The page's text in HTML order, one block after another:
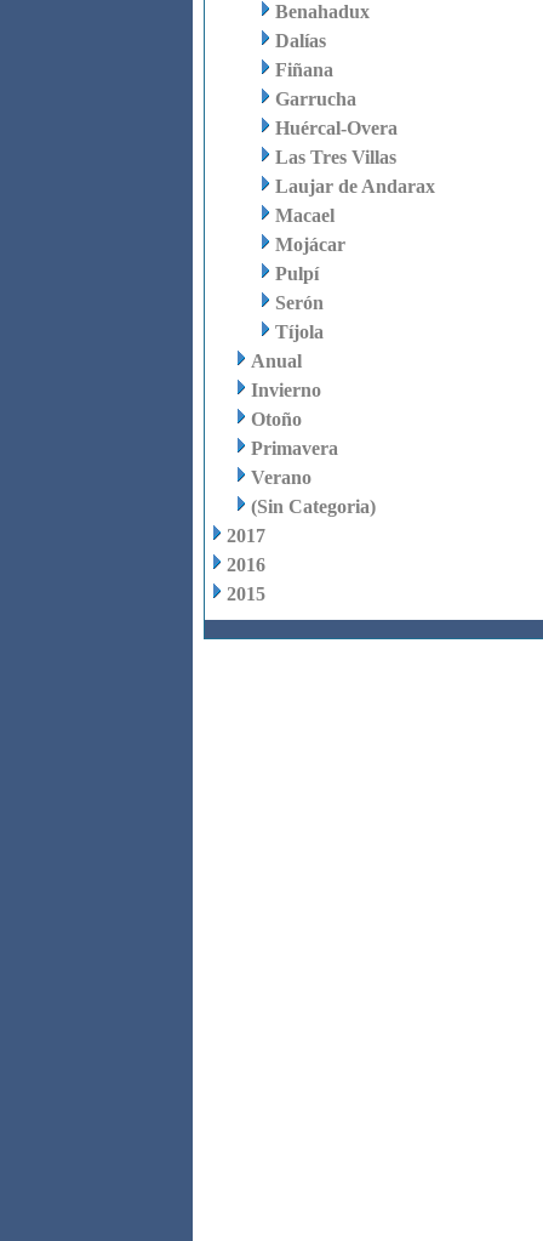
Benahadux
Dalías
Fiñana
Garrucha
Huércal-Overa
Las Tres Villas
Laujar de Andarax
Macael
Mojácar
Pulpí
Serón
Tíjola
Anual
Invierno
Otoño
Primavera
Verano
(Sin Categoria)
2017
2016
2015